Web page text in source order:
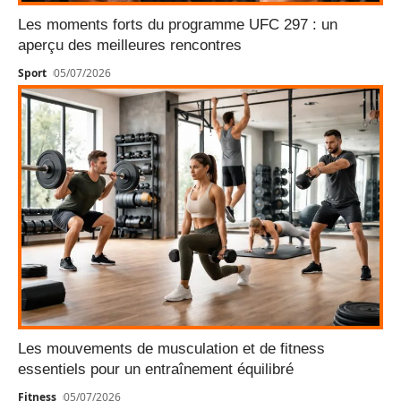
Les moments forts du programme UFC 297 : un
aperçu des meilleures rencontres
Sport 05/07/2026
Les mouvements de musculation et de fitness
essentiels pour un entraînement équilibré
Fitness 05/07/2026